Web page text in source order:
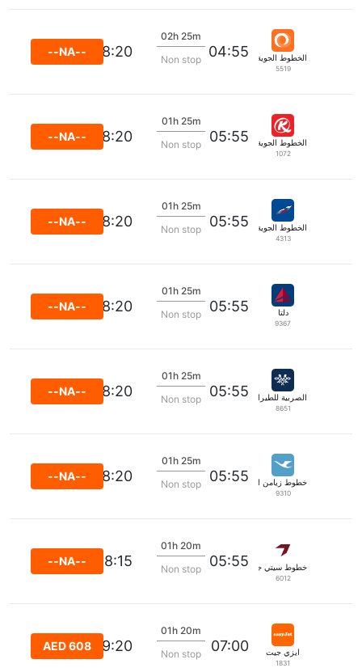
الخطوط الجوية غول المحدودة
5519
04:55
02h 25m
Non stop
08:20
--NA--
الخطوط الجوية الكينية
1072
05:55
01h 25m
Non stop
08:20
--NA--
الخطوط الجوية الروسية ايروفلوت
4313
05:55
01h 25m
Non stop
08:20
--NA--
دلتا
9367
05:55
01h 25m
Non stop
08:20
--NA--
الصربية للطيران
8651
05:55
01h 25m
Non stop
08:20
--NA--
خطوط زيامن الجوية
9310
05:55
01h 25m
Non stop
08:20
--NA--
خطوط سيتي جيت الجوية
6012
05:55
01h 20m
Non stop
08:15
--NA--
ايزي جيت
1831
07:00
01h 20m
Non stop
09:20
AED 608